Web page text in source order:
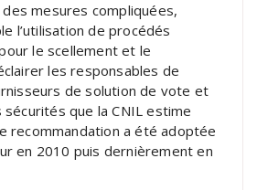
mesures compliquées,
l’utilisation de procédés
le scellement et le
les responsables de
de solution de vote et
que la CNIL estime
recommandation a été adoptée
en 2010 puis dernièrement en